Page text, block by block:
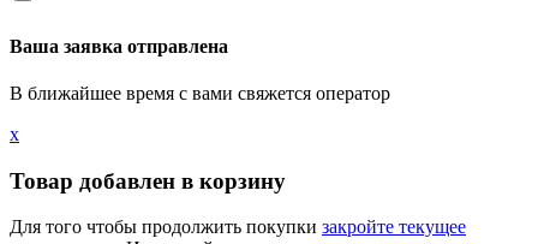
Ваша заявка отправлена
В ближайшее время с вами свяжется оператор
х
Товар добавлен в корзину
Для того чтобы продолжить покупки закройте текущее